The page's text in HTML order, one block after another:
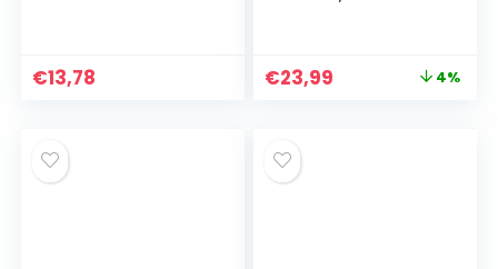
€13,78
Sicherheitsverschlu
Heuverschwendun
g in Heusäcken
€23,99 4%